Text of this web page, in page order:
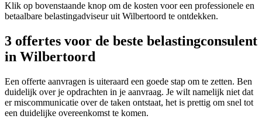
Klik op bovenstaande knop om de kosten voor een professionele en
betaalbare belastingadviseur uit Wilbertoord te ontdekken.
3 offertes voor de beste belastingconsulent
in Wilbertoord
Een offerte aanvragen is uiteraard een goede stap om te zetten. Ben
duidelijk over je opdrachten in je aanvraag. Je wilt namelijk niet dat
er miscommunicatie over de taken ontstaat, het is prettig om snel tot
een duidelijke overeenkomst te komen.